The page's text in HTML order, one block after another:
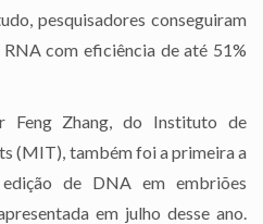
pesquisadores conseguiram
com eficiência de até 51%
Feng Zhang, do Instituto de
(MIT), também foi a primeira a
de DNA em embriões
em julho desse ano.